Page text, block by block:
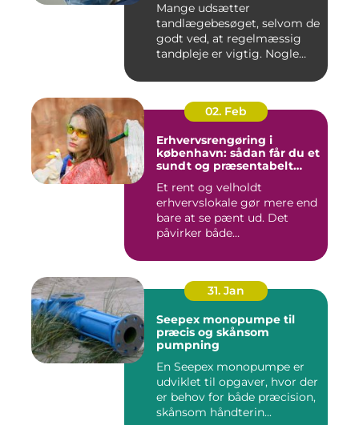
Mange udsætter
tandlægebesøget, selvom de
godt ved, at regelmæssig
tandpleje er vigtig. Nogle
02. Feb
Erhvervsrengøring i
københavn: sådan får du et
sundt og præsentabelt
Et rent og velholdt
erhvervslokale gør mere end
bare at se pænt ud. Det
påvirker både
31. Jan
Seepex monopumpe til
præcis og skånsom
pumpning
En Seepex monopumpe er
udviklet til opgaver, hvor der
er behov for både præcision,
skånsom håndterin...